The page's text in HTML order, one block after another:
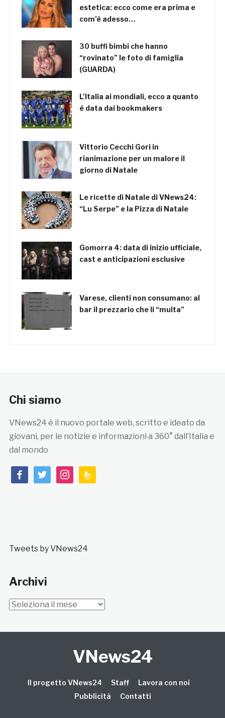
estetica: ecco come era prima e
com’è adesso…
30 buffi bimbi che hanno
“rovinato” le foto di famiglia
(GUARDA)
L’Italia ai mondiali, ecco a quanto
è data dai bookmakers
Vittorio Cecchi Gori in
rianimazione per un malore il
giorno di Natale
Le ricette di Natale di VNews24:
“Lu Serpe” e la Pizza di Natale
Gomorra 4: data di inizio ufficiale,
cast e anticipazioni esclusive
Varese, clienti non consumano: al
bar il prezzario che li “multa”
Chi siamo
VNews24 è il nuovo portale web, scritto e ideato da
giovani, per le notizie e informazioni a 360° dall’Italia e
dal mondo
facebooktwitterinstagramfeedburner
Tweets by VNews24
Archivi
Archivi
VNews24
Il progetto VNews24 Staff
Lavora con noi
Pubblicità
Contatti